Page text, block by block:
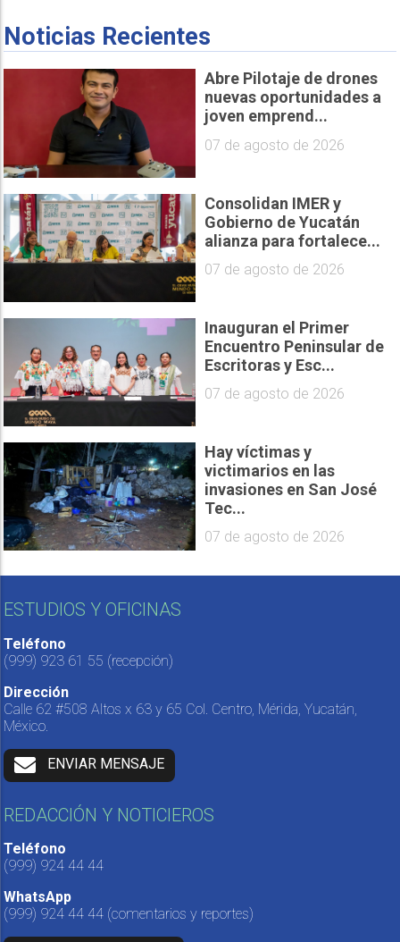
Noticias Recientes
Abre Pilotaje de drones
nuevas oportunidades a
joven emprend...
07 de agosto de 2026
Consolidan IMER y
Gobierno de Yucatán
alianza para fortalece...
07 de agosto de 2026
Inauguran el Primer
Encuentro Peninsular de
Escritoras y Esc...
07 de agosto de 2026
Hay víctimas y
victimarios en las
invasiones en San José
Tec...
07 de agosto de 2026
ESTUDIOS Y OFICINAS
Teléfono
(999) 923 61 55 (recepción)
Dirección
Calle 62 #508 Altos x 63 y 65 Col. Centro, Mérida, Yucatán,
México.
ENVIAR MENSAJE
REDACCIÓN Y NOTICIEROS
Teléfono
(999) 924 44 44
WhatsApp
(999) 924 44 44 (comentarios y reportes)